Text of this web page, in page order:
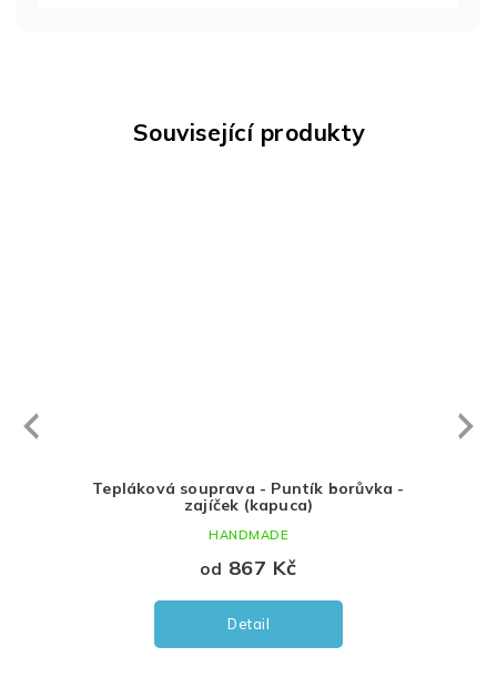
Související produkty
Tepláková souprava - Puntík borůvka -
zajíček (kapuca)
od 867 Kč
Detail
HANDMADE
Next